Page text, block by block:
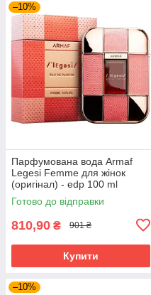
–10%
Парфумована вода Armaf
Legesi Femme для жінок
(оригінал) - edp 100 ml
Готово до відправки
810,90 ₴ 901 ₴
Купити
–10%